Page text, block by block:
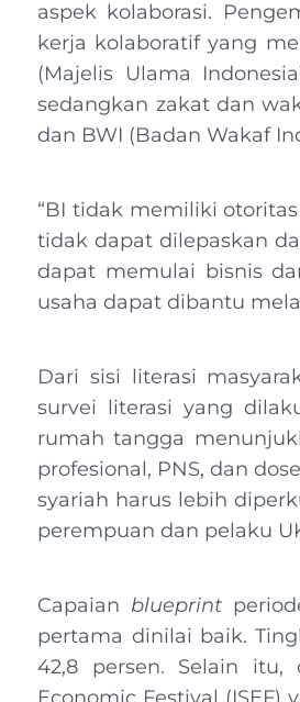
aspek kolaborasi.
kerja kolaboratif yang
(Majelis Ulama
sedangkan zakat dan
dan BWI (Badan Wakaf
“BI tidak memiliki
tidak dapat dilepaskan
dapat memulai bisnis
usaha dapat dibantu
Dari sisi literasi
survei literasi yang
rumah tangga
profesional, PNS, dan
syariah harus lebih
perempuan dan pelaku
Capaian blueprint
pertama dinilai baik.
42,8 persen. Selain itu,